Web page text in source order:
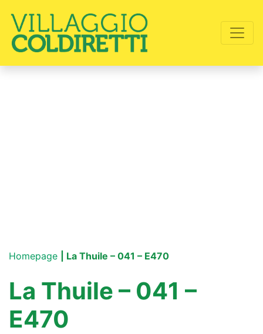
Homepage | La Thuile – 041 – E470
La Thuile – 041 –
E470